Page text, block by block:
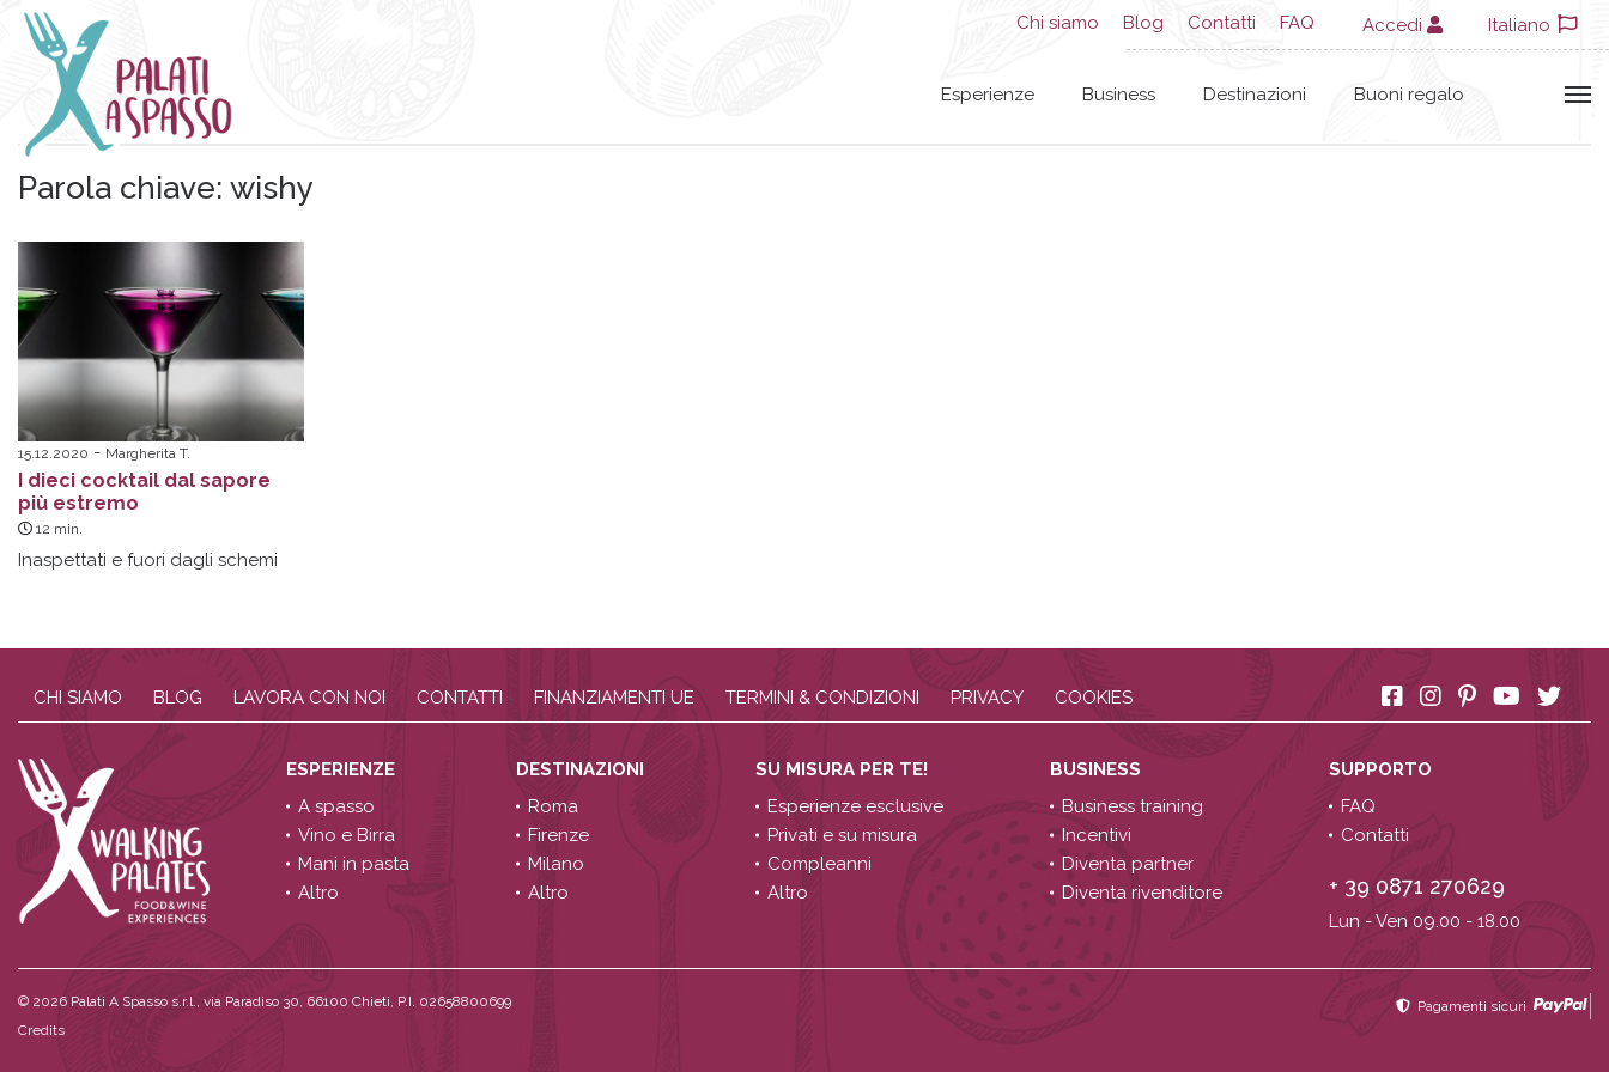
Chi siamo Blog Contatti FAQ Accedi Italiano
Esperienze Business Destinazioni Buoni regalo
Parola chiave: wishy
15.12.2020 Margherita T.
I dieci cocktail dal sapore
più estremo
12 min.
Inaspettati e fuori dagli schemi
CHI SIAMO BLOG LAVORA CON NOI CONTATTI FINANZIAMENTI UE TERMINI & CONDIZIONI PRIVACY COOKIES
ESPERIENZE
A spasso
Vino e Birra
Mani in pasta
Altro
DESTINAZIONI
Roma
Firenze
Milano
Altro
SU MISURA PER TE!
Esperienze esclusive
Privati e su misura
Compleanni
Altro
BUSINESS
Business training
Incentivi
Diventa partner
Diventa rivenditore
SUPPORTO
FAQ
Contatti
+ 39 0871 270629
Lun - Ven 09.00 - 18.00
© 2026 Palati A Spasso s.r.l., via Paradiso 30, 66100 Chieti, P.I. 02658800699
Credits
Pagamenti sicuri